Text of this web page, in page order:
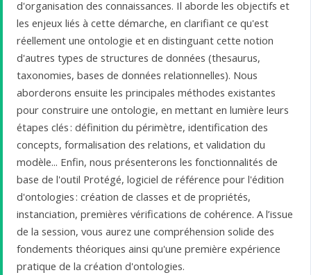
d'organisation des connaissances. Il aborde les objectifs et
les enjeux liés à cette démarche, en clarifiant ce qu'est
réellement une ontologie et en distinguant cette notion
d'autres types de structures de données (thesaurus,
taxonomies, bases de données relationnelles). Nous
aborderons ensuite les principales méthodes existantes
pour construire une ontologie, en mettant en lumière leurs
étapes clés : définition du périmètre, identification des
concepts, formalisation des relations, et validation du
modèle... Enfin, nous présenterons les fonctionnalités de
base de l'outil Protégé, logiciel de référence pour l'édition
d'ontologies : création de classes et de propriétés,
instanciation, premières vérifications de cohérence. A l’issue
de la session, vous aurez une compréhension solide des
fondements théoriques ainsi qu'une première expérience
pratique de la création d'ontologies.